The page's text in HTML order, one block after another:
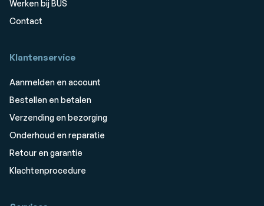
Werken bij BUS
Contact
Klantenservice
Aanmelden en account
Bestellen en betalen
Verzending en bezorging
Onderhoud en reparatie
Retour en garantie
Klachtenprocedure